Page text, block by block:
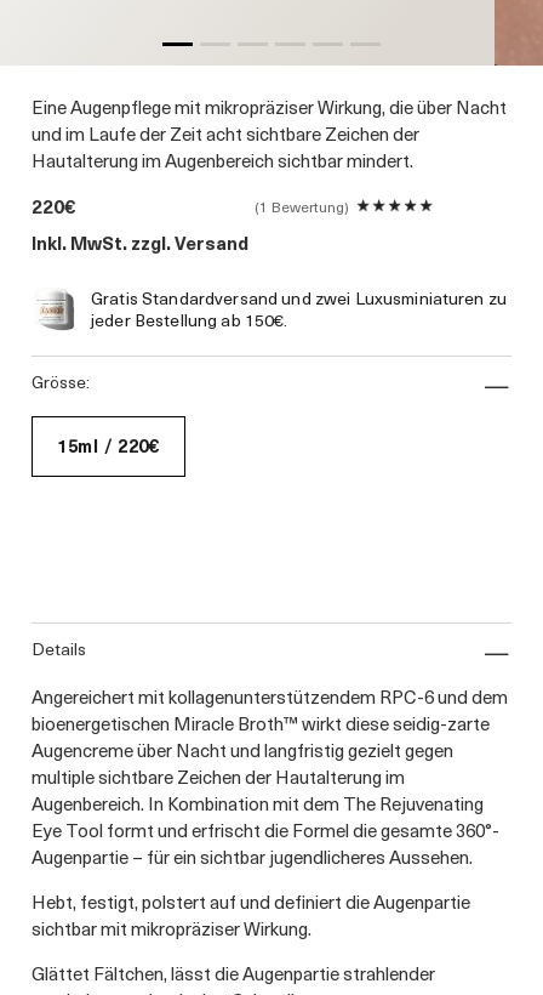
Eine Augenpflege mit mikropräziser Wirkung, die über Nacht
und im Laufe der Zeit acht sichtbare Zeichen der
Hautalterung im Augenbereich sichtbar mindert.
220€
Inkl. MwSt. zzgl. Versand
1 Bewertung
Gratis Standardversand und zwei Luxusminiaturen zu
jeder Bestellung ab 150€.
grösse:
15ml / 220€
details
Angereichert mit kollagenunterstützendem RPC-6 und dem
bioenergetischen Miracle Broth™ wirkt diese seidig-zarte
Augencreme über Nacht und langfristig gezielt gegen
multiple sichtbare Zeichen der Hautalterung im
Augenbereich. In Kombination mit dem The Rejuvenating
Eye Tool formt und erfrischt die Formel die gesamte 360°-
Augenpartie – für ein sichtbar jugendlicheres Aussehen.
Hebt, festigt, polstert auf und definiert die Augenpartie
sichtbar mit mikropräziser Wirkung.
Glättet Fältchen, lässt die Augenpartie strahlender